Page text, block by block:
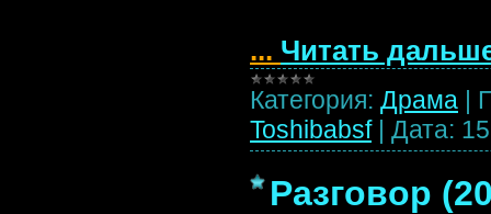
... Читать
Категория: Драма |
Toshibabsf | Дата:
Разговор